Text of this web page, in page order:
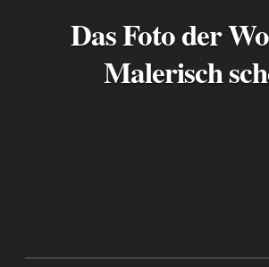
Das Foto der
Malerisch